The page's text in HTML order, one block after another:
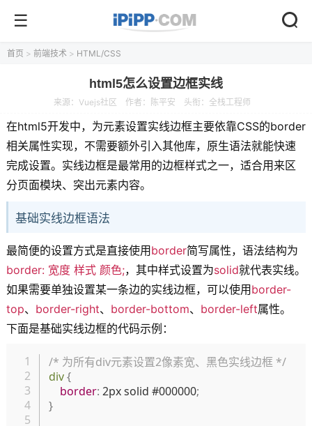
首页 > 前端技术 > HTML/CSS
html5怎么设置边框实线
来源： Vuejs社区 作者： 陈平安 头衔：全栈工程师
在html5开发中，为元素设置实线边框主要依靠CSS的border
相关属性实现，不需要额外引入其他库，原生语法就能快速
完成设置。实线边框是最常用的边框样式之一，适合用来区
分页面模块、突出元素内容。
基础实线边框语法
最简便的设置方式是直接使用border简写属性，语法结构为
border: 宽度 样式 颜色;，其中样式设置为solid就代表实线。
如果需要单独设置某一条边的实线边框，可以使用border-
top、 border-right、 border-bottom、 border-left属性。
下面是基础实线边框的代码示例：
/* 为所有div元素设置2像素宽、黑色实线边框 */
div{
border: 2px solid #000000;
}
复制